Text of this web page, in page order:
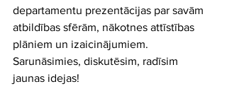
departamentu prezentācijas par savām
atbildības sfērām, nākotnes attīstības
plāniem un izaicinājumiem.
Sarunāsimies, diskutēsim, radīsim
jaunas idejas!